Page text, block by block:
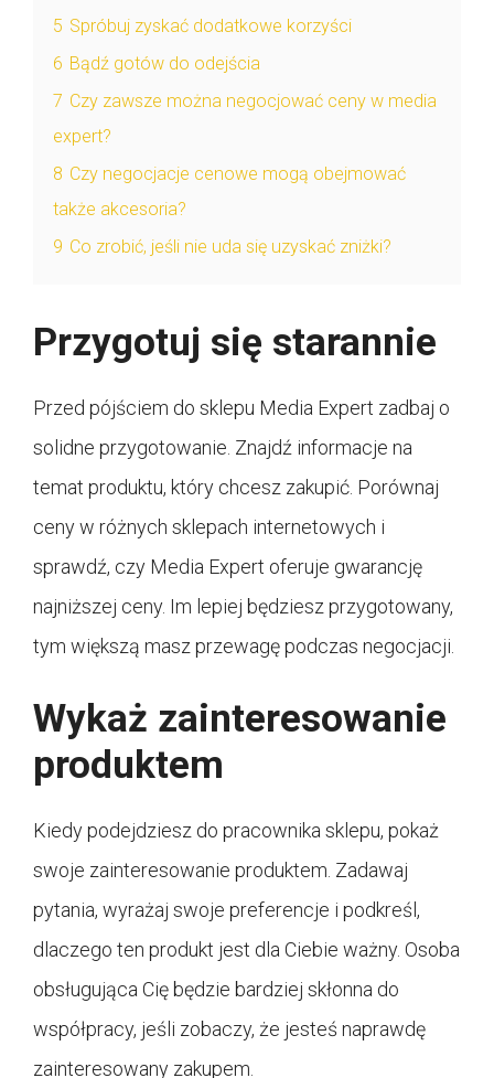
5 Spróbuj zyskać dodatkowe korzyści
6 Bądź gotów do odejścia
7 Czy zawsze można negocjować ceny w media
expert?
8 Czy negocjacje cenowe mogą obejmować
także akcesoria?
9 Co zrobić, jeśli nie uda się uzyskać zniżki?
Przygotuj się starannie
Przed pójściem do sklepu Media Expert zadbaj o
solidne przygotowanie. Znajdź informacje na
temat produktu, który chcesz zakupić. Porównaj
ceny w różnych sklepach internetowych i
sprawdź, czy Media Expert oferuje gwarancję
najniższej ceny. Im lepiej będziesz przygotowany,
tym większą masz przewagę podczas negocjacji.
Wykaż zainteresowanie
produktem
Kiedy podejdziesz do pracownika sklepu, pokaż
swoje zainteresowanie produktem. Zadawaj
pytania, wyrażaj swoje preferencje i podkreśl,
dlaczego ten produkt jest dla Ciebie ważny. Osoba
obsługująca Cię będzie bardziej skłonna do
współpracy, jeśli zobaczy, że jesteś naprawdę
zainteresowany zakupem.